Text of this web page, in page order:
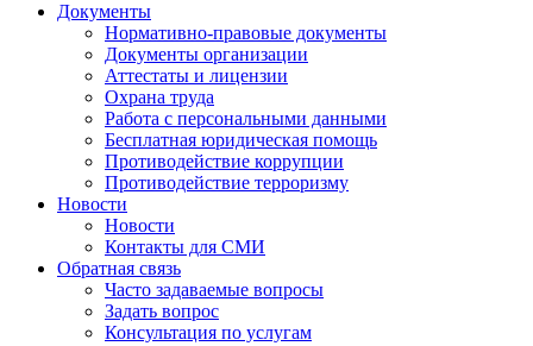
Документы
Нормативно-правовые документы
Документы организации
Аттестаты и лицензии
Охрана труда
Работа с персональными данными
Бесплатная юридическая помощь
Противодействие коррупции
Противодействие терроризму
Новости
Новости
Контакты для СМИ
Обратная связь
Часто задаваемые вопросы
Задать вопрос
Консультация по услугам